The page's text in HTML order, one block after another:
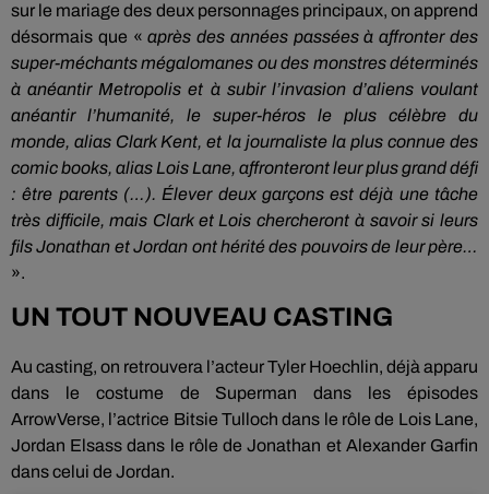
sur le mariage des deux personnages principaux, on apprend
désormais que «après des années passées à affronter des
super-méchants mégalomanes ou des monstres déterminés
à anéantir Metropolis et à subir l’invasion d’aliens voulant
anéantir l’humanité, le super-héros le plus célèbre du
monde, alias Clark Kent, et la journaliste la plus connue des
comic books, alias Lois Lane, affronteront leur plus grand défi
: être parents (…). Élever deux garçons est déjà une tâche
très difficile, mais Clark et Lois chercheront à savoir si leurs
fils Jonathan et Jordan ont hérité des pouvoirs de leur père…
».
UN TOUT NOUVEAU CASTING
Au casting, on retrouvera l’acteur Tyler Hoechlin, déjà apparu
dans le costume de Superman dans les épisodes
ArrowVerse, l’actrice Bitsie Tulloch dans le rôle de Lois Lane,
Jordan Elsass dans le rôle de Jonathan et Alexander Garfin
dans celui de Jordan.